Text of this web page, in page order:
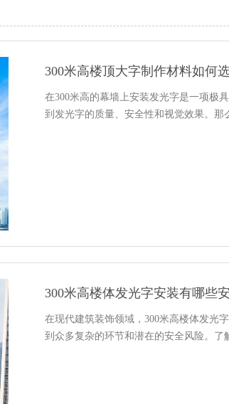
300米高楼顶大字制作材料如何
在300米高的幕墙上安装发光字是一项极
到发光字的质量、安全性和视觉效果。那
300米高楼体发光字安装有哪些
在现代建筑装饰领域，300米高楼体发光
到众多复杂的环节和潜在的安全风险。